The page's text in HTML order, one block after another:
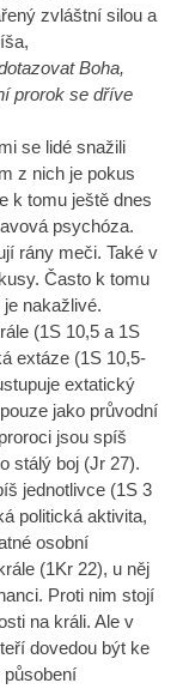
zvláštní silou a
Boha,
prorok se dříve
se lidé snažili
z nich je pokus
k tomu ještě dnes
psychóza.
rány meči. Také v
Často k tomu
nakažlivé.
(1S 10,5 a 1S
extáze (1S 10,5-
extatický
jako průvodní
jsou spíš
stálý boj (Jr 27).
jednotlivce (1S 3
politická aktivita,
osobní
(1Kr 22), u něj
Proti nim stojí
na králi. Ale v
dovedou být ke
působení